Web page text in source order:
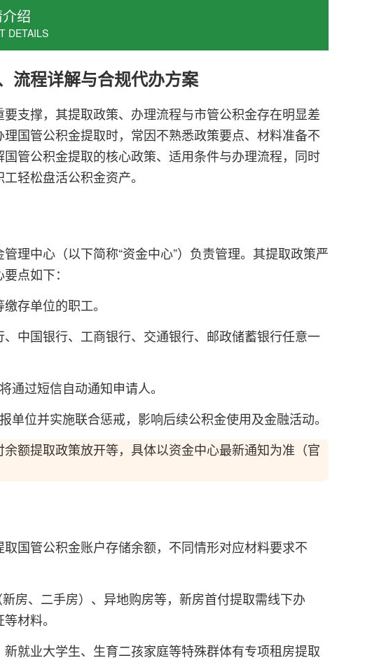
绍
DETAILS
流程详解与合规代办方案
支撑，其提取政策、办理流程与市管公积金存在明显差
国管公积金提取时，常因不熟悉政策要点、材料准备不
管公积金提取的核心政策、适用条件与办理流程，同时
轻松盘活公积金资产。
理中心（以下简称“资金中心”）负责管理。其提取政策严
点如下：
存单位的职工。
中国银行、工商银行、交通银行、邮政储蓄银行任意一
通过短信自动通知申请人。
单位并实施联合惩戒，影响后续公积金使用及金融活动。
额提取政策放开等，具体以资金中心最新通知为准（官
国管公积金账户存储余额，不同情形对应材料要求不
房、二手房）、异地购房等，新房首付提取需线下办
材料。
就业大学生、生育二孩家庭等特殊群体有专项租房提取